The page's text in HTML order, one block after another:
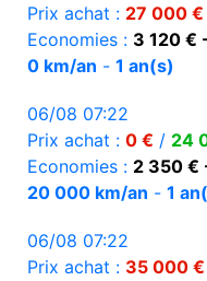
Prix achat : 27 000 €
Economies : 3 120 €
0 km/an - 1 an(s)
06/08 07:22
Prix achat : 0 € / 24
Economies : 2 350 €
20 000 km/an - 1
06/08 07:22
Prix achat : 35 000 €